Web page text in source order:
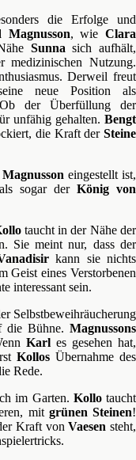
die Erfolge und
Magnusson, wie Clara
Sunna sich aufhält,
medizinischen Nutzung.
Derweil freut
neue Position als
der Überfüllung der
unfähig gehalten. Bengt
die Kraft der Steine
Magnusson eingestellt ist,
sogar der König von
taucht in der Nähe der
Sie meint nur, dass der
kann sie nichts
Geist eines Verstorbenen
interessant sein.
Selbstbeweihräucherung
die Bühne.Magnussons
Karl es gesehen hat,
Kollos Übernahme des
Rede.
im Garten. Kollotaucht
mit grünen Steinen!
Kraft vonVaesen steht,